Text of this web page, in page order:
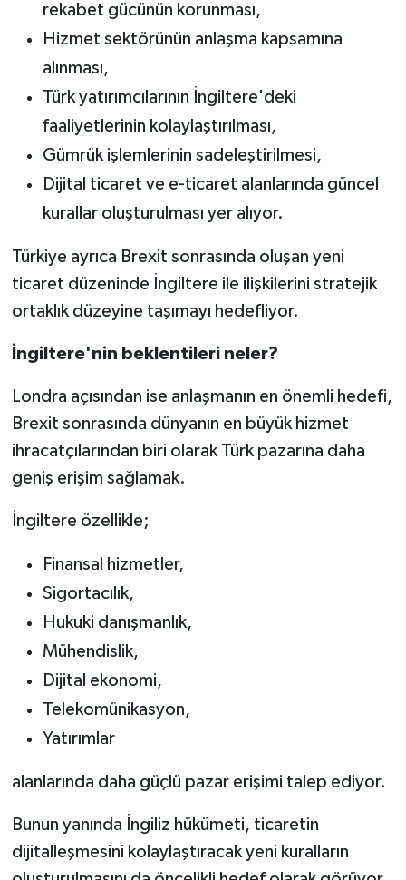
rekabet gücünün korunması,
Hizmet sektörünün anlaşma kapsamına
alınması,
Türk yatırımcılarının İngiltere'deki
faaliyetlerinin kolaylaştırılması,
Gümrük işlemlerinin sadeleştirilmesi,
Dijital ticaret ve e-ticaret alanlarında güncel
kurallar oluşturulması yer alıyor.
Türkiye ayrıca Brexit sonrasında oluşan yeni
ticaret düzeninde İngiltere ile ilişkilerini stratejik
ortaklık düzeyine taşımayı hedefliyor.
İngiltere'nin beklentileri neler?
Londra açısından ise anlaşmanın en önemli hedefi,
Brexit sonrasında dünyanın en büyük hizmet
ihracatçılarından biri olarak Türk pazarına daha
geniş erişim sağlamak.
İngiltere özellikle;
Finansal hizmetler,
Sigortacılık,
Hukuki danışmanlık,
Mühendislik,
Dijital ekonomi,
Telekomünikasyon,
Yatırımlar
alanlarında daha güçlü pazar erişimi talep ediyor.
Bunun yanında İngiliz hükümeti, ticaretin
dijitalleşmesini kolaylaştıracak yeni kuralların